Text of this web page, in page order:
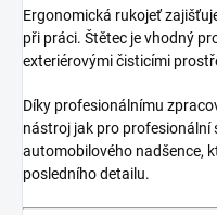
Ergonomická rukojeť
při práci. Štětec je vhodný
exteriérovými čisticími
Díky profesionálnímu
nástroj jak pro profesionální
automobilového nadšence,
posledního detailu.